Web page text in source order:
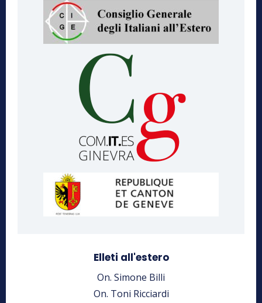
Elleti all'estero
On. Simone Billi
On. Toni Ricciardi